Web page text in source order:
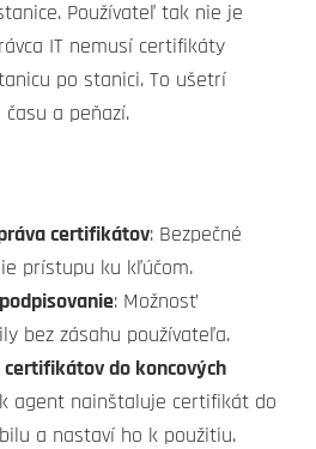
Používateľ tak nie je
IT nemusí certifikáty
po stanici. To ušetrí
a peňazí.
certifikátov: Bezpečné
prístupu ku kľúčom.
: Možnosť
bez zásahu používateľa.
certifikátov do koncových
agent nainštaluje certifikát do
a nastaví ho k použitiu.